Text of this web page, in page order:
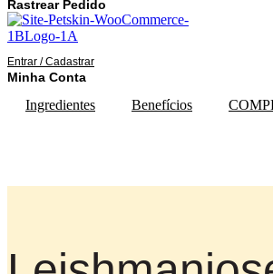
Rastrear Pedido
Entrar / Cadastrar
Minha Conta
Ingredientes Benefícios